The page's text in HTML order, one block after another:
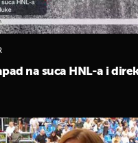
na suca HNL-a i